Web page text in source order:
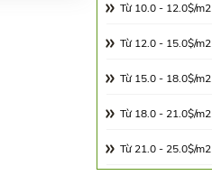
Từ 10.0 - 12.0$/m2
Từ 12.0 - 15.0$/m2
Từ 15.0 - 18.0$/m2
Từ 18.0 - 21.0$/m2
Từ 21.0 - 25.0$/m2